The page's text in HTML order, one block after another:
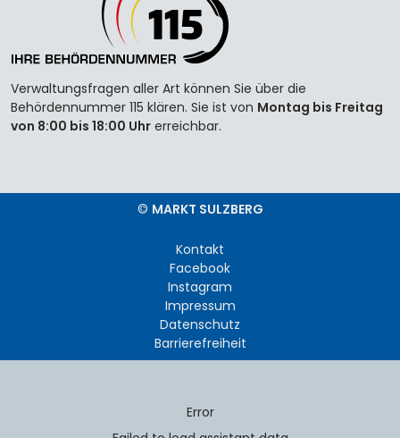
Verwaltungsfragen aller Art können Sie über die
Behördennummer 115 klären. Sie ist von Montag bis Freitag
von 8:00 bis 18:00 Uhr erreichbar.
© MARKT SULZBERG
Kontakt
Facebook
Instagram
Impressum
Datenschutz
Barrierefreiheit
Error